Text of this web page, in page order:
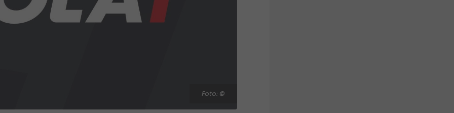
Foto: ©